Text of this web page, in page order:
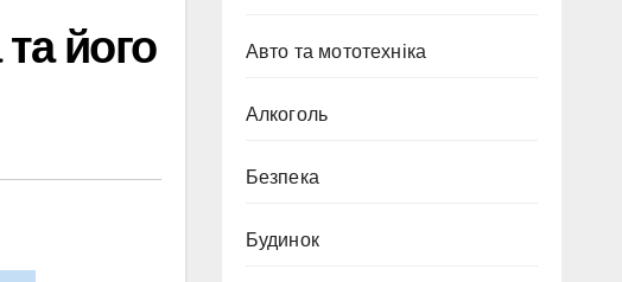
його
Авто та мототехніка
Алкоголь
Безпека
Будинок